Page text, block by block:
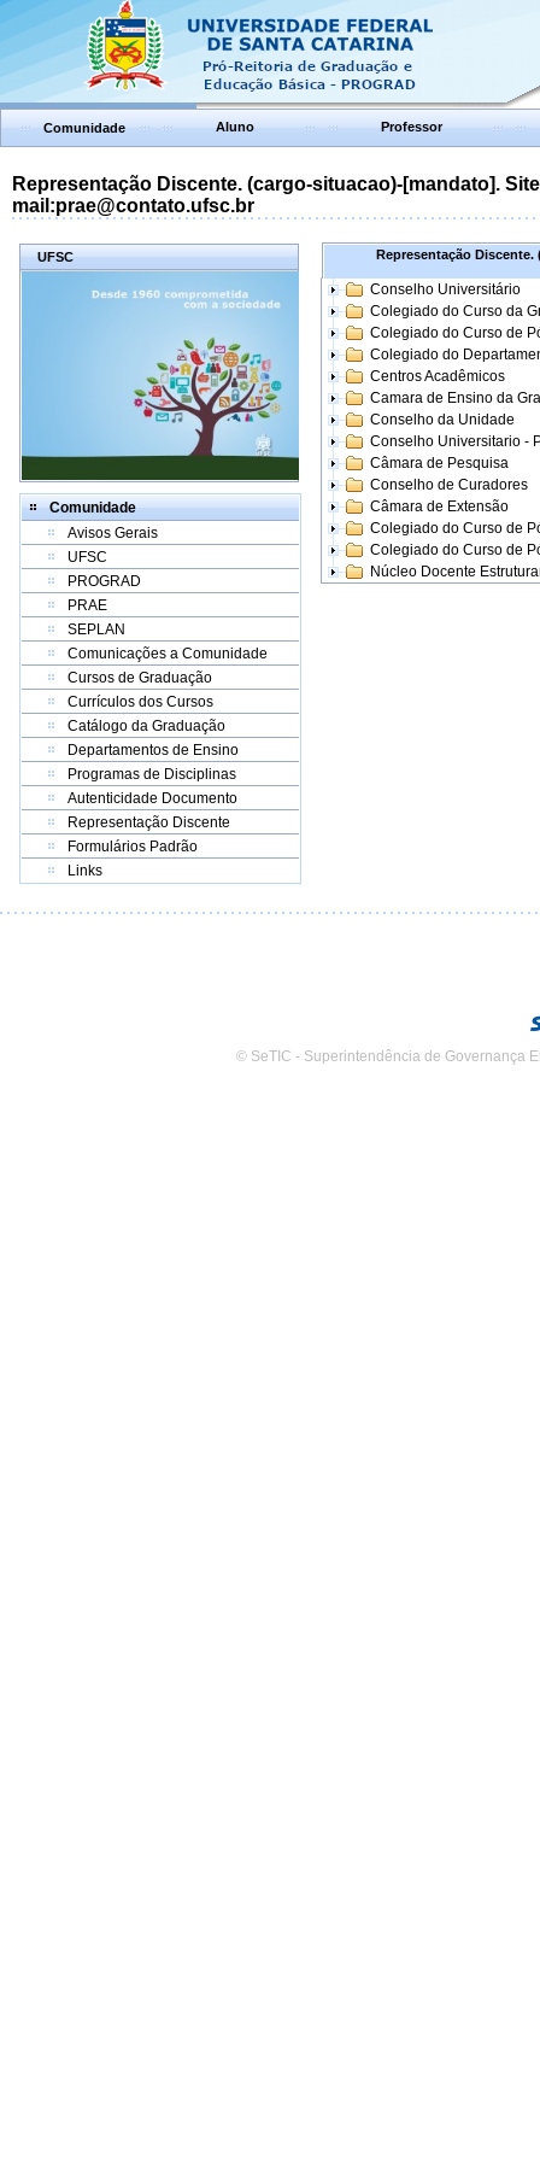
Comunidade Aluno Professor
Representação Discente. (cargo-situacao)-[mandato].
mail:prae@contato.ufsc.br
UFSC
Comunidade
Avisos Gerais
UFSC
PROGRAD
PRAE
SEPLAN
Comunicações a Comunidade
Cursos de Graduação
Currículos dos Cursos
Catálogo da Graduação
Departamentos de Ensino
Programas de Disciplinas
Autenticidade Documento
Representação Discente
Formulários Padrão
Links
Representação Discente.
Conselho Universitário
Colegiado do Curso da
Colegiado do Curso de
Colegiado do
Centros Acadêmicos
Camara de Ensino da
Conselho da Unidade
Conselho Universitario -
Câmara de Pesquisa
Conselho de Curadores
Câmara de Extensão
Colegiado do Curso de
Colegiado do Curso de
Núcleo Docente
© SeTIC - Superintendência de Governança